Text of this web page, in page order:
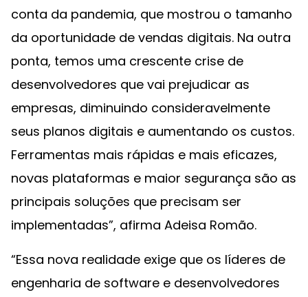
conta da pandemia, que mostrou o tamanho
da oportunidade de vendas digitais. Na outra
ponta, temos uma crescente crise de
desenvolvedores que vai prejudicar as
empresas, diminuindo consideravelmente
seus planos digitais e aumentando os custos.
Ferramentas mais rápidas e mais eficazes,
novas plataformas e maior segurança são as
principais soluções que precisam ser
implementadas”, afirma Adeisa Romão.
“Essa nova realidade exige que os líderes de
engenharia de software e desenvolvedores